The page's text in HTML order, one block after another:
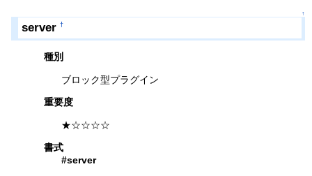
↑
server †
種別
ブロック型プラグイン
重要度
★☆☆☆☆
書式
#server